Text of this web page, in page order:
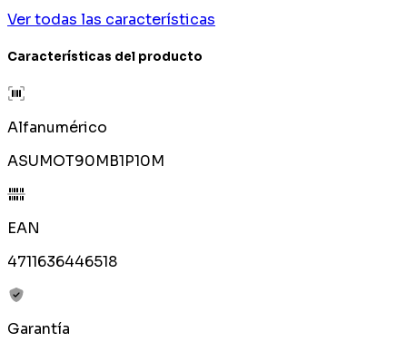
Ver todas las características
Características del producto
Alfanumérico
ASUMOT90MB1P10M
EAN
4711636446518
Garantía